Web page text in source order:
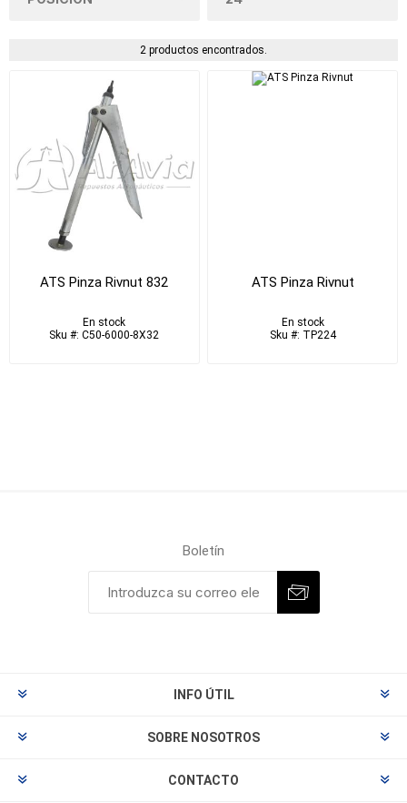
2 productos encontrados.
ATS Pinza Rivnut 832
En stock
Sku #: C50-6000-8X32
ATS Pinza Rivnut
En stock
Sku #: TP224
Boletín
INFO ÚTIL
SOBRE NOSOTROS
CONTACTO